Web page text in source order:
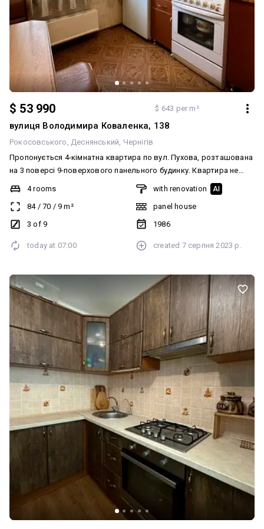
$ 53 990 $ 643 per m²
вулиця Володимира Коваленка, 138
Рокосовського Деснянський Чернігів
Пропонується 4-кімнатна квартира по вул. Пухова, розташована
на 3 поверсі 9-поверхового панельного будинку. Квартира не
кутова, світла та тепла, в акуратному житловому стані.
Встановлено частково металопластикові вікна, сучасний кахель
у ванній, лінолеум на підлозі, стеля — шпалери. Є лоджія.
Залишаються вбудовані меблі. Чиста та доглянута оселя —
школи, дитячі садки — все необхідне у пішій доступності.
можливі різні райони. Розглянемо усі пропозиції — телефонуйте
для деталей!
4 rooms
84/ 70 / 9 m²
3 of 9
with renovation AI
panel house
1986
today at 07:00 created 7 серпня 2023 р.